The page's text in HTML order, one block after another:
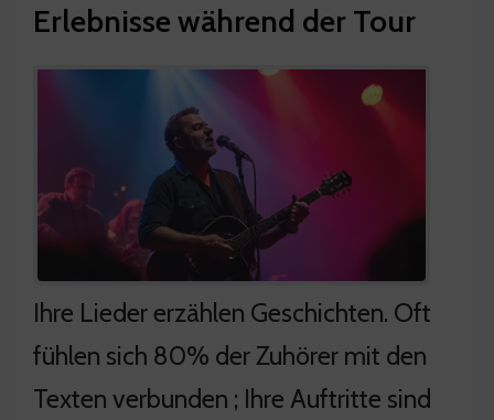
Erlebnisse während der Tour
Ihre Lieder erzählen Geschichten. Oft
fühlen sich 80% der Zuhörer mit den
Texten verbunden ; Ihre Auftritte sind